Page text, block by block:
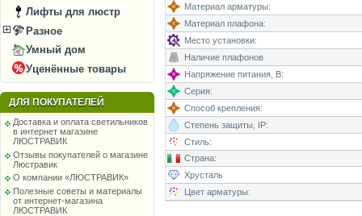
Лифты для люстр
Разное
Умный дом
Уценённые товары
ДЛЯ ПОКУПАТЕЛЕЙ
Доставка и оплата светильников
в интернет магазине
ЛЮСТРАВИК
Отзывы покупателей о магазине
Люстравик
О компании «ЛЮСТРАВИК»
Полезные советы и материалы
от интернет-магазина
ЛЮСТРАВИК
Материал арматуры:
Материал плафона:
Место установки:
Наличие плафонов
Напряжение питания, В:
Серия:
Способ крепления:
Степень защиты, IP:
Стиль:
Страна:
Хрусталь
Цвет арматуры: